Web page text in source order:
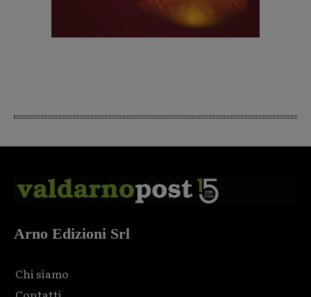
Arno Edizioni Srl
Chi siamo